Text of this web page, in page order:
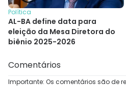
Política
AL-BA define data para
eleição da Mesa Diretora do
biênio 2025-2026
Comentários
Importante: Os comentários são de